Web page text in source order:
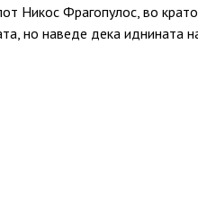
Никос Фрагопулос, во
но наведе дека иднината